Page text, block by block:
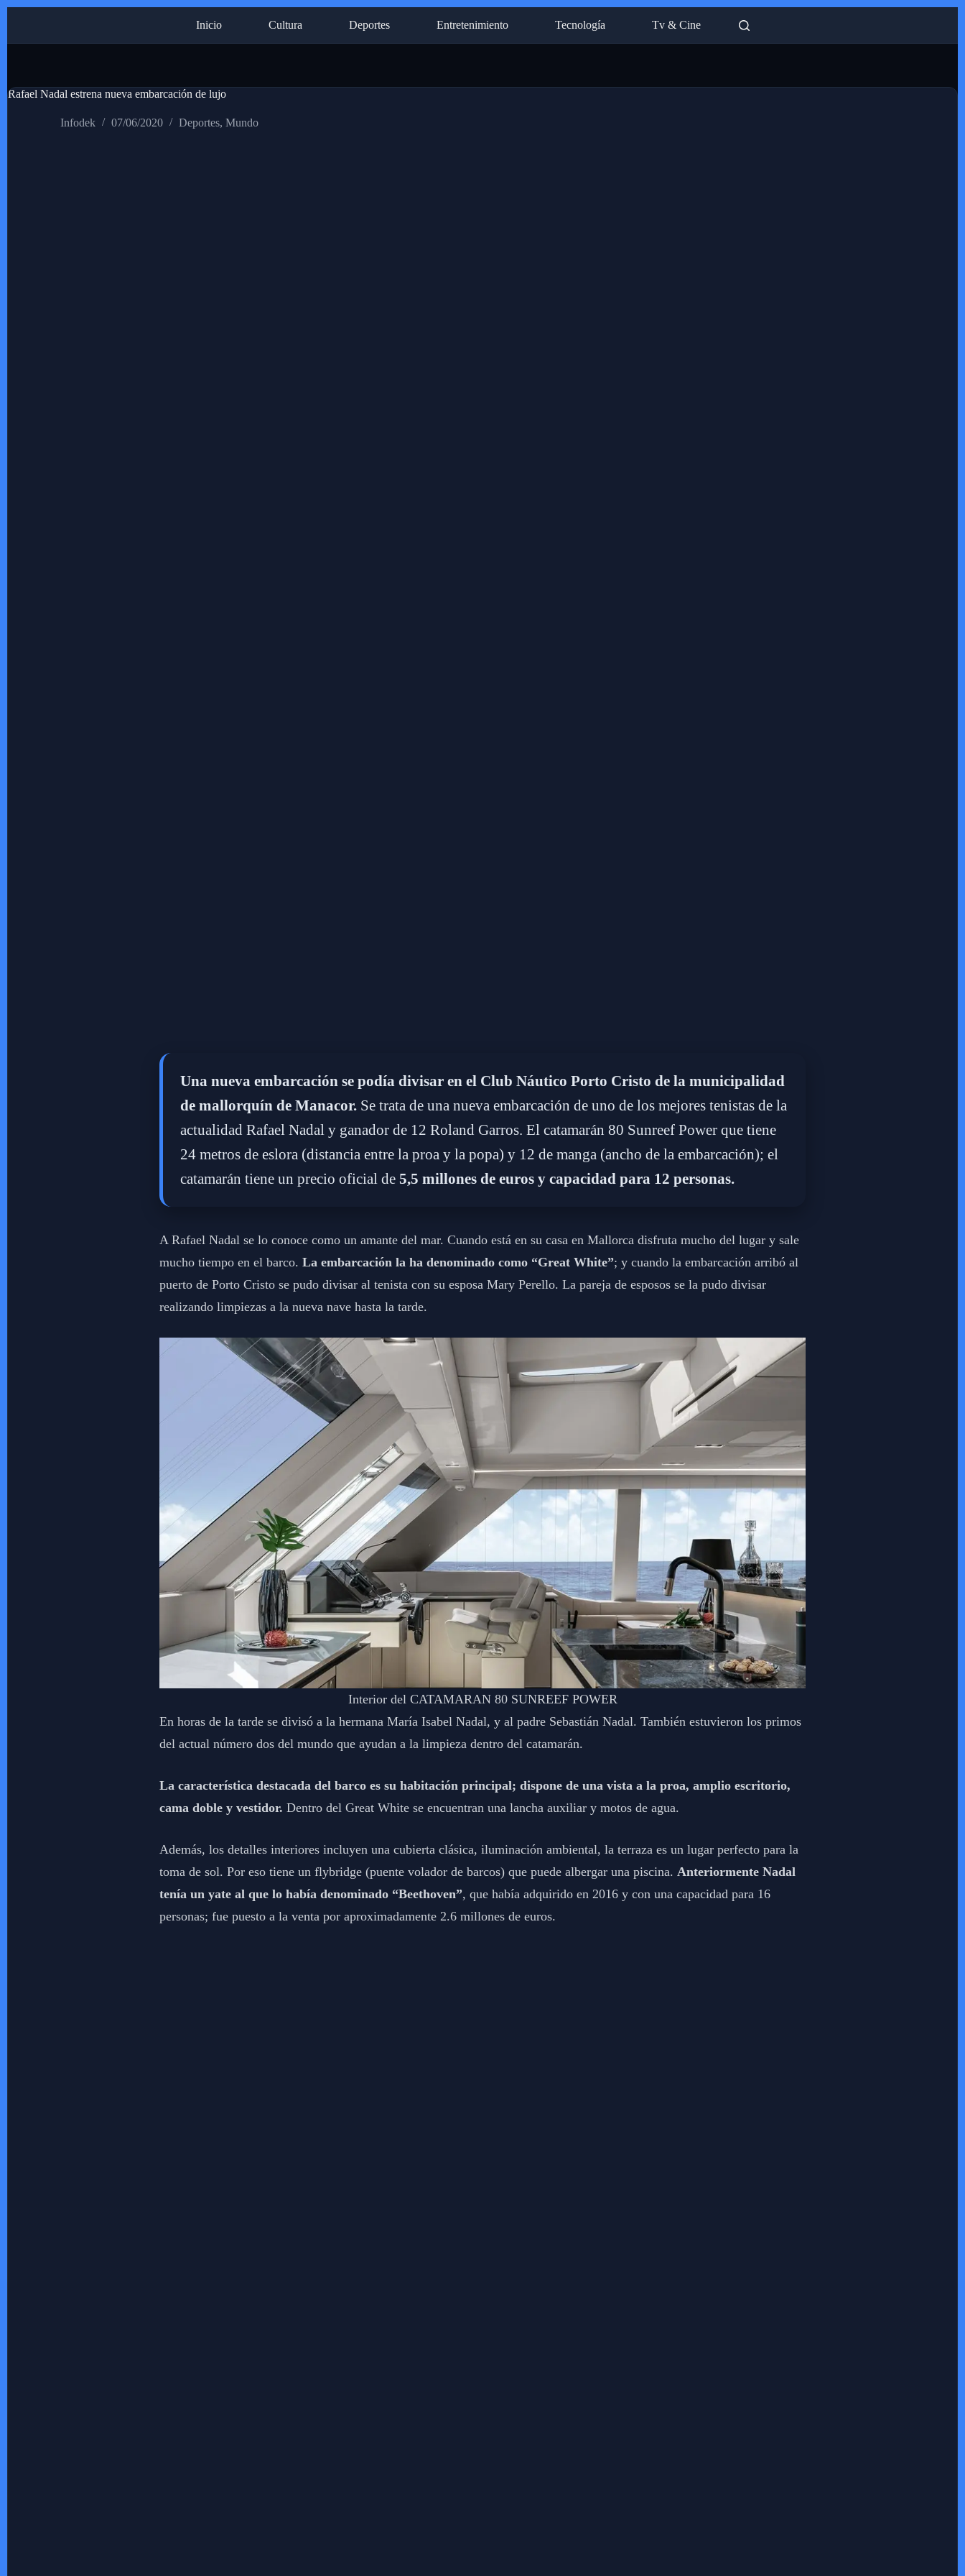
Inicio Cultura Deportes Entretenimiento Tecnología Tv & Cine
Rafael Nadal estrena nueva embarcación de lujo
Infodek 07/06/2020 Deportes, Mundo
Una nueva embarcación se podía divisar en el Club Náutico Porto Cristo de la municipalidad
de mallorquín de Manacor. Se trata de una nueva embarcación de uno de los mejores tenistas de la
actualidad Rafael Nadal y ganador de 12 Roland Garros. El catamarán 80 Sunreef Power que tiene
24 metros de eslora (distancia entre la proa y la popa) y 12 de manga (ancho de la embarcación); el
catamarán tiene un precio oficial de 5,5 millones de euros y capacidad para 12 personas.
A Rafael Nadal se lo conoce como un amante del mar. Cuando está en su casa en Mallorca disfruta mucho del lugar y sale
mucho tiempo en el barco. La embarcación la ha denominado como “Great White”; y cuando la embarcación arribó al
puerto de Porto Cristo se pudo divisar al tenista con su esposa Mary Perello. La pareja de esposos se la pudo divisar
realizando limpiezas a la nueva nave hasta la tarde.
Interior del CATAMARAN 80 SUNREEF POWER
En horas de la tarde se divisó a la hermana María Isabel Nadal, y al padre Sebastián Nadal. También estuvieron los primos
del actual número dos del mundo que ayudan a la limpieza dentro del catamarán.
La característica destacada del barco es su habitación principal; dispone de una vista a la proa, amplio escritorio,
cama doble y vestidor. Dentro del Great White se encuentran una lancha auxiliar y motos de agua.
Además, los detalles interiores incluyen una cubierta clásica, iluminación ambiental, la terraza es un lugar perfecto para la
toma de sol. Por eso tiene un flybridge (puente volador de barcos) que puede albergar una piscina. Anteriormente Nadal
tenía un yate al que lo había denominado “Beethoven”, que había adquirido en 2016 y con una capacidad para 16
personas; fue puesto a la venta por aproximadamente 2.6 millones de euros.